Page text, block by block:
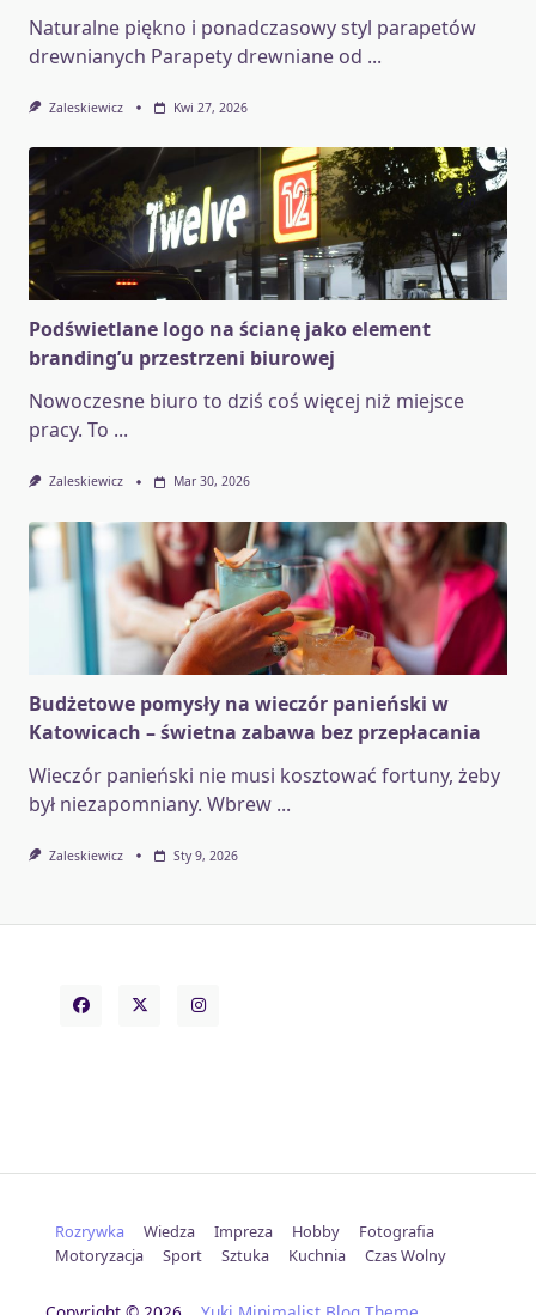
Naturalne piękno i ponadczasowy styl parapetów
drewnianych Parapety drewniane od ...
Zaleskiewicz Kwi 27, 2026
Podświetlane logo na ścianę jako element
branding’u przestrzeni biurowej
Nowoczesne biuro to dziś coś więcej niż miejsce
pracy. To ...
Zaleskiewicz Mar 30, 2026
Budżetowe pomysły na wieczór panieński w
Katowicach – świetna zabawa bez przepłacania
Wieczór panieński nie musi kosztować fortuny, żeby
był niezapomniany. Wbrew ...
Zaleskiewicz Sty 9, 2026
Rozrywka Wiedza Impreza Hobby
Fotografia
Motoryzacja
Sport Sztuka Kuchnia Czas Wolny